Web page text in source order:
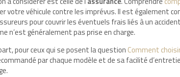
votre véhicule contre les imprévus. Il est également
pour couvrir les éventuels frais liés à un
n’est généralement pas prise en charge.
pour ceux qui se posent la question Comment
par chaque modèle et de sa facilité